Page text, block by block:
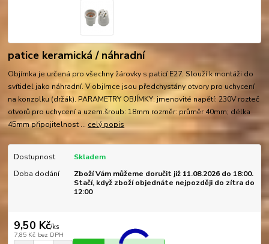
patice keramická / náhradní
Objímka je určená pro všechny žárovky s paticí E27. Slouží k montáži do
svítidel jako náhradní. V objímce jsou předchystány otvory pro uchycení
na konzolku (držák). PARAMETRY OBJÍMKY: jmenovité napětí: 230V rozteč
otvorů pro uchycení a uzem.šroub: 18mm rozměr: průměr 40mm; délka
45mm připojitelnost ... celý popis
Dostupnost
Skladem
Doba dodání
Zboží Vám můžeme doručit již 11.08.2026 do 18:00.
Stačí, když zboží objednáte nejpozději do zítra do
12:00
9,50 Kč/ks
7,85 Kč bez DPH